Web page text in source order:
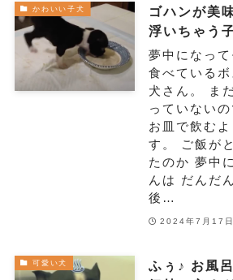
かわいい子犬
ゴハンが美
浮いちゃう
夢中になっ
食べている
犬さん。 ま
っていない
お皿で飲む
す。 ご飯が
たのか 夢中
んは だんだ
後…
2024年7月17日
可愛い犬
ふぅ♪ お風